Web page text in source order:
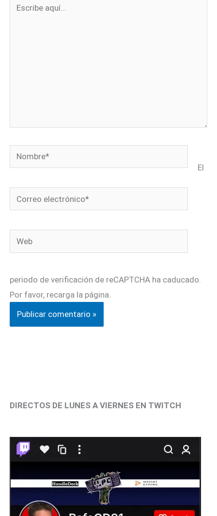
Nombre*
Correo
electrónico*
Web
El
periodo de verificación de reCAPTCHA ha caducado.
Por favor, recarga la página.
DIRECTOS DE LUNES A VIERNES EN TWITCH